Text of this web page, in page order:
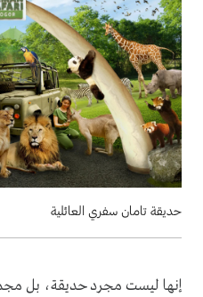
حديقة تامان سفري العائلية
إنها ليست مجرد حديقة، بل